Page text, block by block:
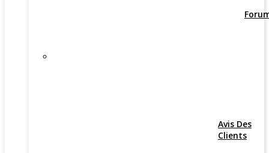
Avis Des
Clients